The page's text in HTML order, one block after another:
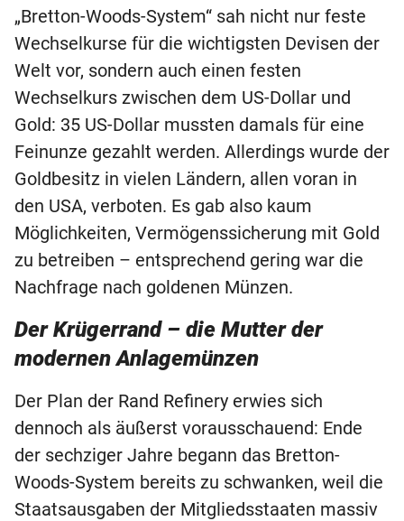
„Bretton-Woods-System“ sah nicht nur feste
Wechselkurse für die wichtigsten Devisen der
Welt vor, sondern auch einen festen
Wechselkurs zwischen dem US-Dollar und
Gold: 35 US-Dollar mussten damals für eine
Feinunze gezahlt werden. Allerdings wurde der
Goldbesitz in vielen Ländern, allen voran in
den USA, verboten. Es gab also kaum
Möglichkeiten, Vermögenssicherung mit Gold
zu betreiben – entsprechend gering war die
Nachfrage nach goldenen Münzen.
Der Krügerrand – die Mutter der
modernen Anlagemünzen
Der Plan der Rand Refinery erwies sich
dennoch als äußerst vorausschauend: Ende
der sechziger Jahre begann das Bretton-
Woods-System bereits zu schwanken, weil die
Staatsausgaben der Mitgliedsstaaten massiv